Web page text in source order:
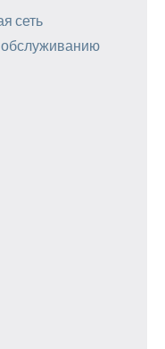
сеть
обслуживанию